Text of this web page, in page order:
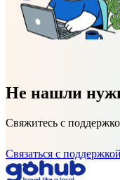
Не нашли
Свяжитесь с
Связаться с поддержкой